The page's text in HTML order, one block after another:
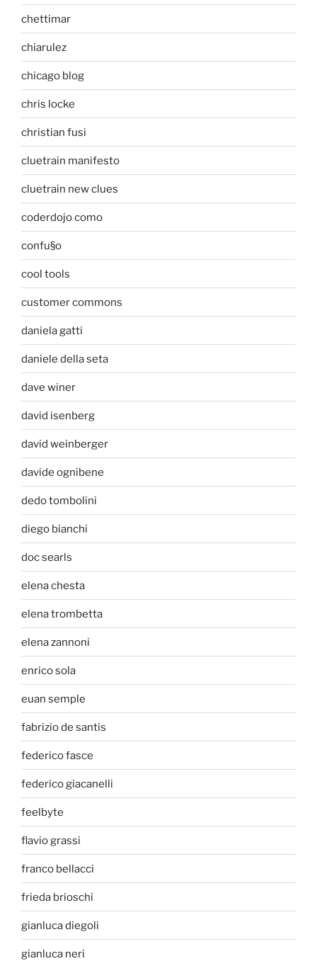
chettimar
chiarulez
chicago blog
chris locke
christian fusi
cluetrain manifesto
cluetrain new clues
coderdojo como
confu§o
cool tools
customer commons
daniela gatti
daniele della seta
dave winer
david isenberg
david weinberger
davide ognibene
dedo tombolini
diego bianchi
doc searls
elena chesta
elena trombetta
elena zannoni
enrico sola
euan semple
fabrizio de santis
federico fasce
federico giacanelli
feelbyte
flavio grassi
franco bellacci
frieda brioschi
gianluca diegoli
gianluca neri